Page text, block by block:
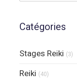
Catégories
Stages Reiki (3)
Reiki (40)